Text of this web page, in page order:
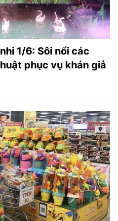
1/6: Sôi nổi các
phục vụ khán giả